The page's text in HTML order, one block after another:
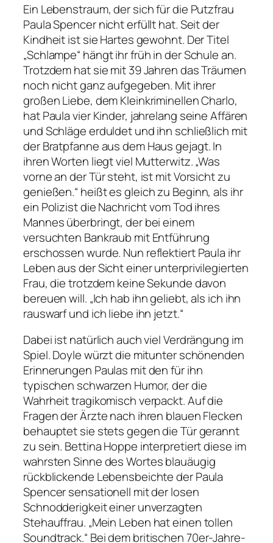
Ein Lebenstraum, der sich für die Putzfrau
Paula Spencer nicht erfüllt hat. Seit der
Kindheit ist sie Hartes gewohnt. Der Titel
„Schlampe“ hängt ihr früh in der Schule an.
Trotzdem hat sie mit 39 Jahren das Träumen
noch nicht ganz aufgegeben. Mit ihrer
großen Liebe, dem Kleinkriminellen Charlo,
hat Paula vier Kinder, jahrelang seine Affären
und Schläge erduldet und ihn schließlich mit
der Bratpfanne aus dem Haus gejagt. In
ihren Worten liegt viel Mutterwitz.„Was
vorne an der Tür steht, ist mit Vorsicht zu
genießen.“ heißt es gleich zu Beginn, als ihr
ein Polizist die Nachricht vom Tod ihres
Mannes überbringt, der bei einem
versuchten Bankraub mit Entführung
erschossen wurde. Nun reflektiert Paula ihr
Leben aus der Sicht einer unterprivilegierten
Frau, die trotzdem keine Sekunde davon
bereuen will. „Ich hab ihn geliebt, als ich ihn
rauswarf und ich liebe ihn jetzt.“
Dabei ist natürlich auch viel Verdrängung im
Spiel. Doyle würzt die mitunter schönenden
Erinnerungen Paulas mit den für ihn
typischen schwarzen Humor, der die
Wahrheit tragikomisch verpackt. Auf die
Fragen der Ärzte nach ihren blauen Flecken
behauptet sie stets gegen die Tür gerannt
zu sein. Bettina Hoppe interpretiert diese im
wahrsten Sinne des Wortes blauäugig
rückblickende Lebensbeichte der Paula
Spencer sensationell mit der losen
Schnodderigkeit einer unverzagten
Stehauffrau. „Mein Leben hat einen tollen
Soundtrack.“ Bei dem britischen 70er-Jahre-